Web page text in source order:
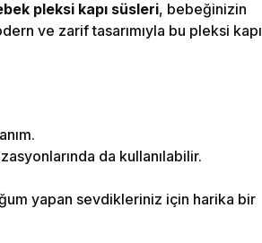
pleksi kapı süsleri, bebeğinizin
ve zarif tasarımıyla bu pleksi kapı
da kullanılabilir.
yapan sevdikleriniz için harika bir